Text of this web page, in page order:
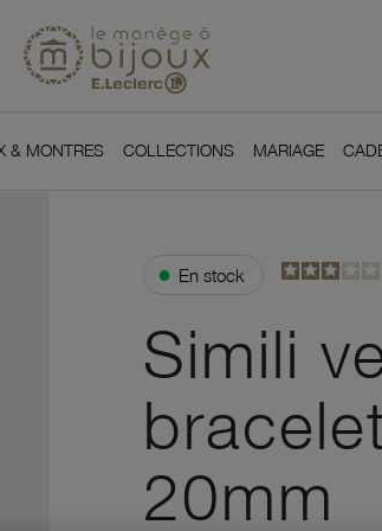
& MONTRES COLLECTIONS MARIAGE
● En stock
Simili
20mm